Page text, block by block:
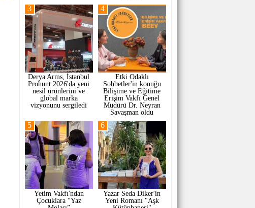
Derya Arms, İstanbul
Prohunt 2026'da yeni
nesil ürünlerini ve
global marka
vizyonunu sergiledi
3
Etki Odaklı
Sohbetler'in konuğu
Bilişime ve Eğitime
Erişim Vakfı Genel
Müdürü Dr. Neyran
Savaşman oldu
4
Yetim Vakfı'ndan
Çocuklara “Yaz
5
Yazar Seda Diker'in
Yeni Romanı "Aşk
6